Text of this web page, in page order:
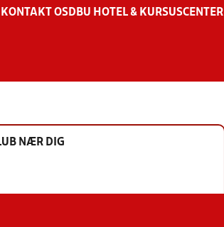
KONTAKT OS DBU HOTEL & KURSUSCENTER
NÆR DIG